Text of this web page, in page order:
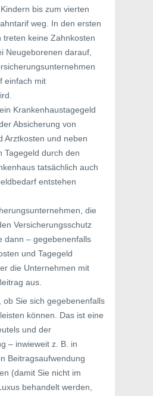
bis zum vierten
weg. In den ersten
treten keine Zahnkosten
Neugeborenen darauf,
einfach mit
Krankenhaustagegeld
Absicherung von
Arztkosten und neben
Tagegeld durch den
tatsächlich auch
entstehen
die
Versicherungsschutz
dann – gegebenenfalls
und Tagegeld
die Unternehmen mit
aus.
ob Sie sich gegebenenfalls
können. Das ist eine
und der
– inwieweit z. B. in
Beitragsaufwendung
(damit Sie nicht im
behandelt werden,